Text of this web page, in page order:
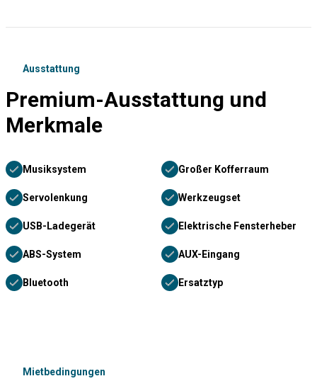
Ausstattung
Premium-Ausstattung und
Merkmale
Musiksystem Großer Kofferraum
Servolenkung Werkzeugset
USB-Ladegerät Elektrische Fensterheber
ABS-System AUX-Eingang
Bluetooth Ersatztyp
Mietbedingungen